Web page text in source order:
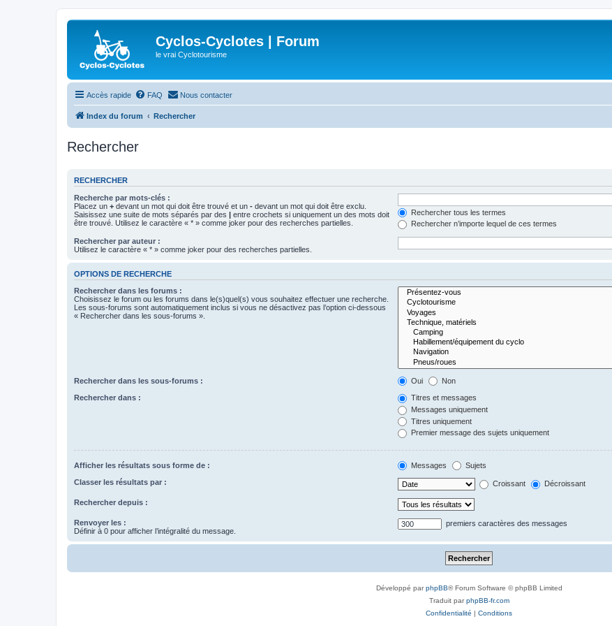
Cyclos-Cyclotes | Forum
le vrai Cyclotourisme
Accès rapide FAQ Nous contacter
Index du forum Rechercher
Rechercher
RECHERCHER
Recherche par mots-clés :
Placez un + devant un mot qui doit être trouvé et un - devant un mot qui doit être exclu.
Saisissez une suite de mots séparés par des | entre crochets si uniquement un des mots doit
être trouvé. Utilisez le caractère « * » comme joker pour des recherches partielles.
Rechercher tous les termes
Rechercher n’importe lequel de ces termes
Rechercher par auteur :
Utilisez le caractère « * » comme joker pour des recherches partielles.
OPTIONS DE RECHERCHE
Rechercher dans les forums :
Choisissez le forum ou les forums dans le(s)quel(s) vous souhaitez effectuer une recherche.
Les sous-forums sont automatiquement inclus si vous ne désactivez pas l’option ci-dessous
« Rechercher dans les sous-forums ».
Rechercher dans les sous-forums : Oui Non
Rechercher dans :
Titres et messages
Messages uniquement
Titres uniquement
Premier message des sujets uniquement
Afficher les résultats sous forme de : Messages Sujets
Classer les résultats par : Croissant Décroissant
Rechercher depuis :
Renvoyer les :
Définir à 0 pour afficher l’intégralité du message.
premiers caractères des messages
Développé parphpBB® Forum Software © phpBB Limited
Traduit parphpBB-fr.com
Confidentialité
Conditions